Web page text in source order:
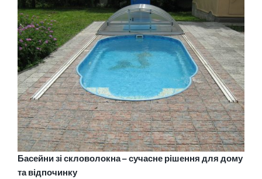
Басейни зі скловолокна – сучасне рішення для дому
та відпочинку